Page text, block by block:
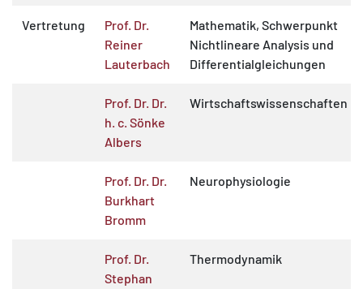
Vertretung
Prof. Dr.
Reiner
Lauterbach
Mathematik, Schwerpunkt
Nichtlineare Analysis und
Differentialgleichungen
Prof. Dr. Dr.
h. c. Sönke
Albers
Wirtschaftswissenschaften
Prof. Dr. Dr.
Burkhart
Bromm
Neurophysiologie
Prof. Dr.
Stephan
Thermodynamik